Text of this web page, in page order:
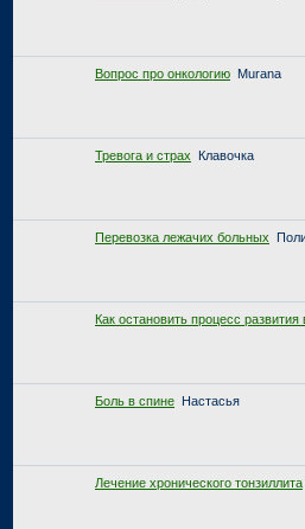
Вопрос про онкологию Murana
Тревога и страх Клавочка
Перевозка лежачих больных
Как остановить процесс развития
Боль в спине Настасья
Лечение хронического тонзиллита